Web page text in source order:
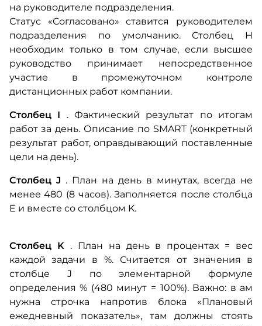
на руководителе подразделения.
Статус «Согласовано» ставится руководителем
подразделения по умолчанию. Столбец H
необходим только в том случае, если высшее
руководство принимает непосредственное
участие в промежуточном контроле
дистанционных работ компании.
Столбец I .Фактический результат по итогам
работ за день. Описание по SMART (конкретный
результат работ, оправдывающий поставленные
цели на день).
Столбец J . План на день в минутах, всегда не
менее480 (8 часов).Заполняется после столбца
E и вместе со столбцом K.
Столбец K .
План на день в процентах = вес
каждой задачи в %. Считается от значения в
столбце J по элементарной формуле
определения % (480 минут = 100%). Важно: вам
нужна строчка напротив блока «Плановый
ежедневный показатель», там должны стоять